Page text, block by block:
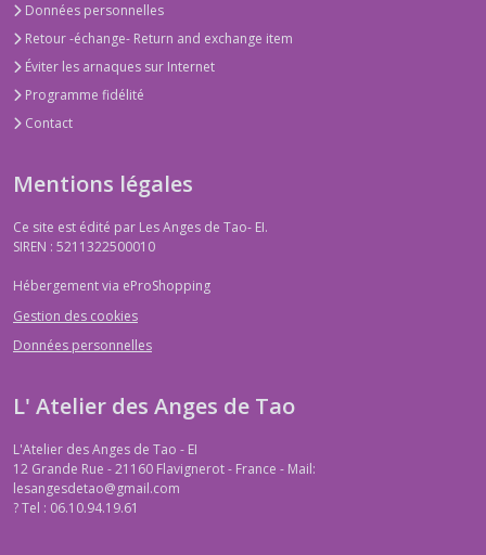
Données personnelles
Retour -échange- Return and exchange item
Éviter les arnaques sur Internet
Programme fidélité
Contact
Mentions légales
Ce site est édité par Les Anges de Tao- EI.
SIREN : 5211322500010
Hébergement via eProShopping
Gestion des cookies
Données personnelles
L' Atelier des Anges de Tao
L'Atelier des Anges de Tao - EI
12 Grande Rue - 21160 Flavignerot - France - Mail:
lesangesdetao@gmail.com
?Tel : 06.10.94.19.61